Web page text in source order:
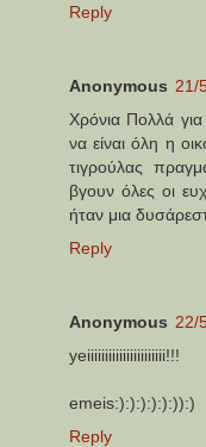
Reply
Anonymous 21/
Χρόνια Πολλά
να είναι όλη η
τιγρούλας
βγουν όλες οι
ήταν μια
Reply
Anonymous 22/
yeiiiiiiiiiiiiiiiiiiiiii!!!
emeis:):):):):):)):)
Reply